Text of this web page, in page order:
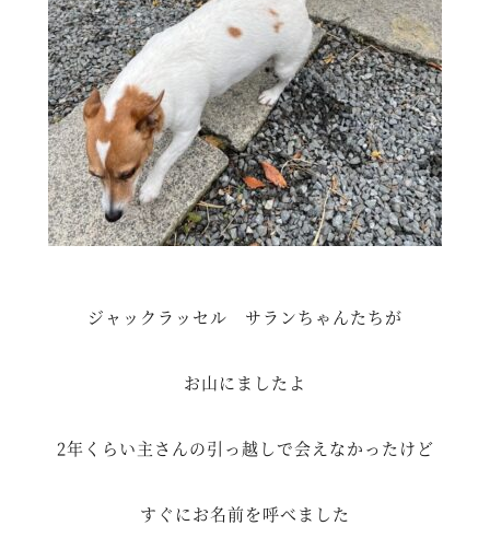
ジャックラッセル サランちゃんたちが
お山にましたよ
2年くらい主さんの引っ越しで会えなかったけど
すぐにお名前を呼べました